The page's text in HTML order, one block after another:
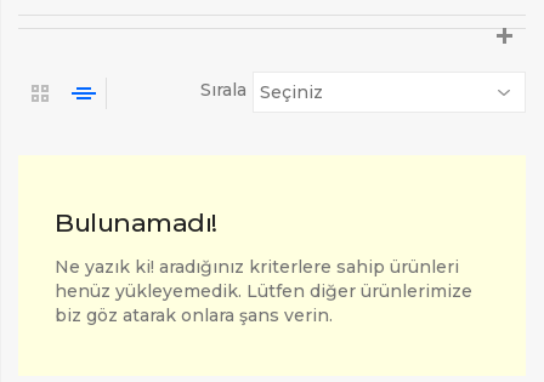
Sırala
Bulunamadı!
Ne yazık ki! aradığınız kriterlere sahip ürünleri
henüz yükleyemedik. Lütfen diğer ürünlerimize
biz göz atarak onlara şans verin.